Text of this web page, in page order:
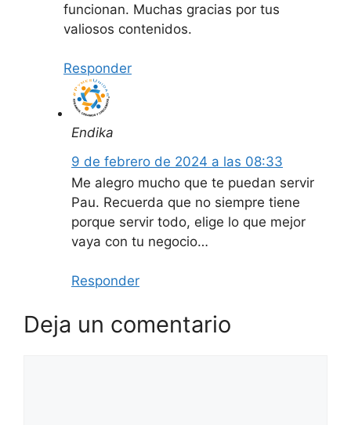
funcionan. Muchas gracias por tus
valiosos contenidos.
Responder
Endika
9 de febrero de 2024 a las 08:33
Me alegro mucho que te puedan servir
Pau. Recuerda que no siempre tiene
porque servir todo, elige lo que mejor
vaya con tu negocio…
Responder
Deja un comentario